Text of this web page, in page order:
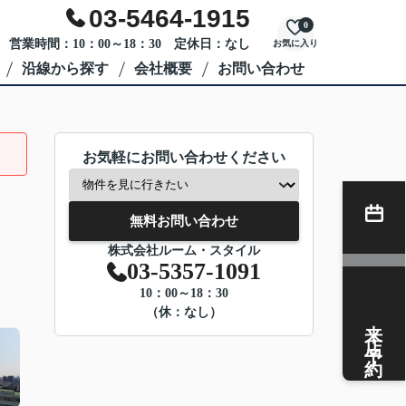
03-5464-1915
営業時間：10：00～18：30 定休日：なし お気に入り
0
沿線から探す 会社概要 お問い合わせ
お気軽にお問い合わせください
無料お問い合わせ
株式会社ルーム・スタイル
03-5357-1091
10：00～18：30
（休：なし）
来店予約